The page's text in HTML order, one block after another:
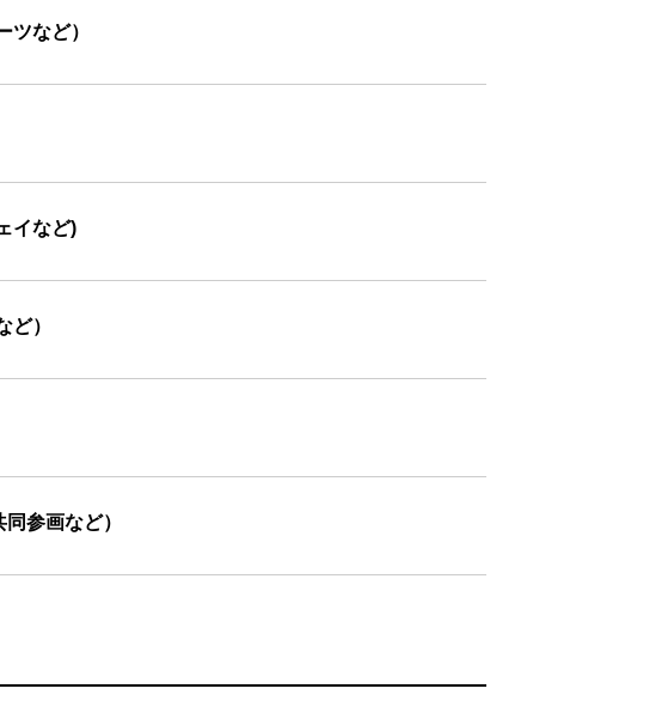
など）
イなど)
）
参画など）